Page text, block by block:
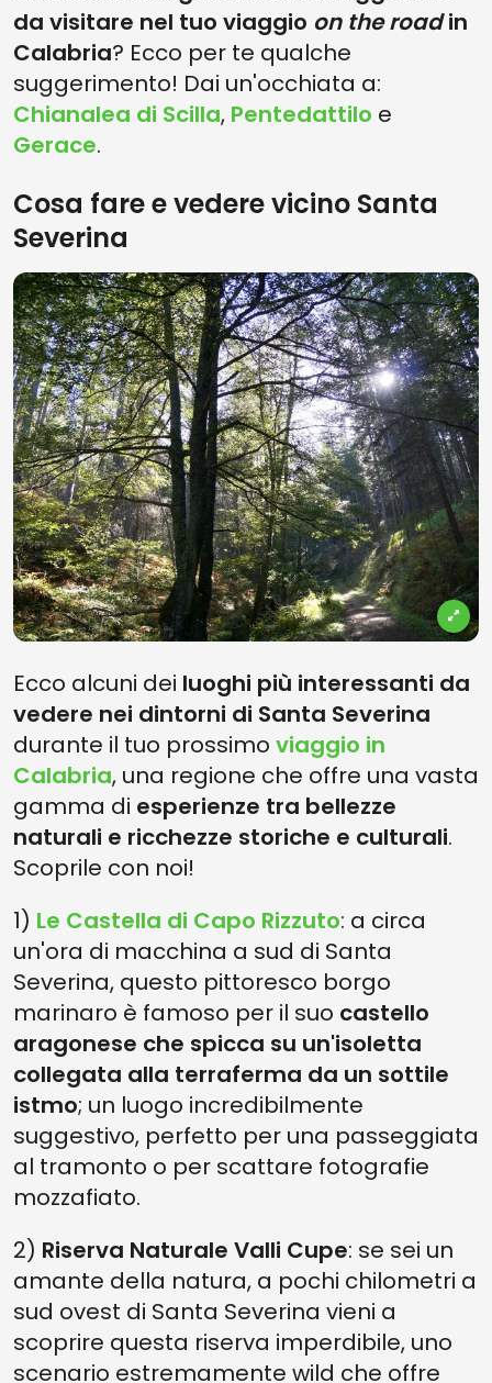
da visitare nel tuo viaggio on the roadin
Calabria? Ecco per te qualche
suggerimento! Dai un'occhiata a:
Chianalea di Scilla, Pentedattilo e
Gerace.
Cosa fare e vedere vicino Santa
Severina
Ecco alcuni dei luoghi più interessanti da
vedere nei dintorni di Santa Severina
durante il tuo prossimo viaggio in
Calabria, una regione che offre una vasta
gamma di esperienze tra bellezze
naturali e ricchezze storiche e culturali.
Scoprile con noi!
1) Le Castella di Capo Rizzuto: a circa
un'ora di macchina a sud di Santa
Severina, questo pittoresco borgo
marinaro è famoso per il suo castello
aragonese che spicca su un'isoletta
collegata alla terraferma da un sottile
istmo; un luogo incredibilmente
suggestivo, perfetto per una passeggiata
al tramonto o per scattare fotografie
mozzafiato.
2) Riserva Naturale Valli Cupe: se sei un
amante della natura, a pochi chilometri a
sud ovest di Santa Severina vieni a
scoprire questa riserva imperdibile, uno
scenario estremamente wild che offre